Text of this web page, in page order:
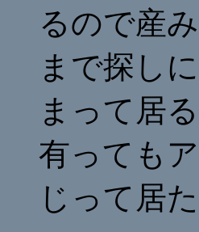
るので産
まで探し
まって居
有っても
じって居